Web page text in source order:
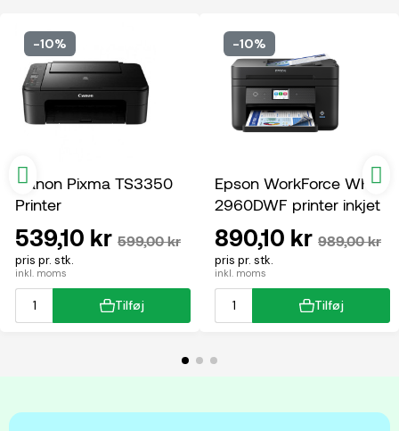
-10%
Canon Pixma TS3350
Printer
pris pr. stk.
inkl. moms
539,10 kr 599,00 kr
Tilføj
-10%
Epson WorkForce WF-
2960DWF printer inkjet
multifunktion
pris pr. stk.
inkl. moms
890,10 kr 989,00 kr
Tilføj